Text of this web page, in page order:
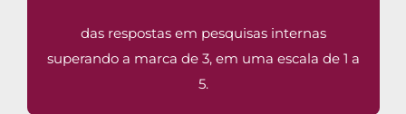
das respostas em pesquisas internas
superando a marca de 3, em uma escala de 1 a
5.